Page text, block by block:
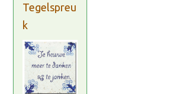
Tegelspreu
k